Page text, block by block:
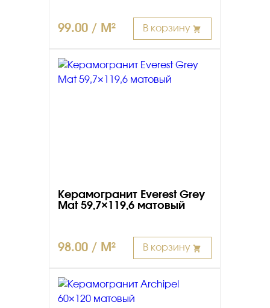
99.00 / M² В корзину
Керамогранит Everest Grey
Mat 59,7×119,6 матовый
98.00 / M² В корзину